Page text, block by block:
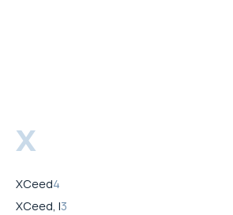
X
XCeed4
XCeed, I3